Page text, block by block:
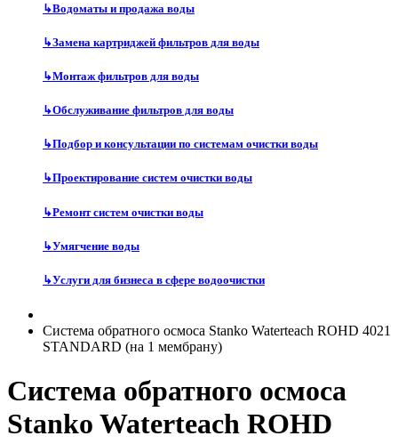
↳Водоматы и продажа воды
↳Замена картриджей фильтров для воды
↳Монтаж фильтров для воды
↳Обслуживание фильтров для воды
↳Подбор и консультации по системам очистки воды
↳Проектирование систем очистки воды
↳Ремонт систем очистки воды
↳Умягчение воды
↳Услуги для бизнеса в сфере водоочистки
Система обратного осмоса Stanko Waterteach ROHD 4021
STANDARD (на 1 мембрану)
Система обратного осмоса
Stanko Waterteach ROHD